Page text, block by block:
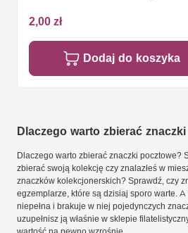
2,00 zł
Dodaj do koszyka
Dlaczego warto zbierać
Dlaczego warto zbierać znaczki pocztowe?
zbierać swoją kolekcję czy znalazłeś w
znaczków kolekcjonerskich? Sprawdź, czy
egzemplarze, które są dzisiaj sporo warte.
niepełna i brakuje w niej pojedynczych
uzupełnisz ją właśnie w sklepie